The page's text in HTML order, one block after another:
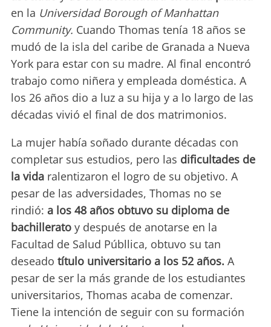
en la Universidad Borough of Manhattan
Community. Cuando Thomas tenía 18 años se
mudó de la isla del caribe de Granada a Nueva
York para estar con su madre. Al final encontró
trabajo como niñera y empleada doméstica. A
los 26 años dio a luz a su hija y a lo largo de las
décadas vivió el final de dos matrimonios.
La mujer había soñado durante décadas con
completar sus estudios, pero las dificultades de
la vida ralentizaron el logro de su objetivo. A
pesar de las adversidades, Thomas no se
rindió: a los 48 años obtuvo su diploma de
bachillerato y después de anotarse en la
Facultad de Salud Públlica, obtuvo su tan
deseado título universitario a los 52 años. A
pesar de ser la más grande de los estudiantes
universitarios, Thomas acaba de comenzar.
Tiene la intención de seguir con su formación